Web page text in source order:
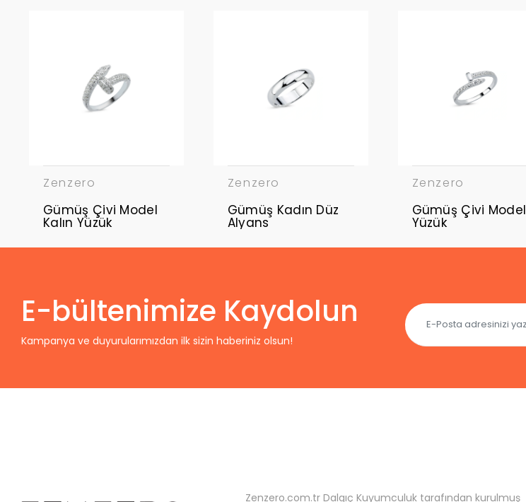
Zenzero
Gümüş Çivi Model
Kalın Yüzük
Zenzero
Gümüş Kadın Düz
Alyans
Zenzero
Gümüş Çivi Model
Yüzük
E-bültenimize Kaydolun
Kampanya ve duyurularımızdan ilk sizin haberiniz olsun!
Zenzero.com.tr Dalgıç Kuyumculuk tarafından kurulmuş